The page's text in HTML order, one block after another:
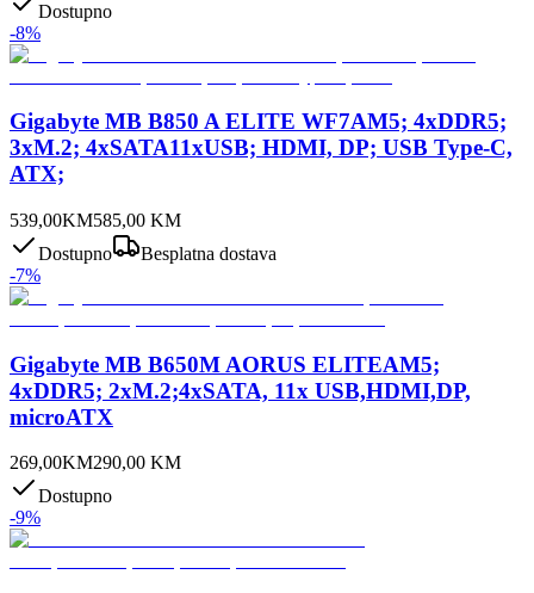
Dostupno
-8%
Gigabyte MB B850 A ELITE WF7AM5; 4xDDR5;
3xM.2; 4xSATA11xUSB; HDMI, DP; USB Type-C,
ATX;
539,00KM585,00 KM
Dostupno
Besplatna dostava
-7%
Gigabyte MB B650M AORUS ELITEAM5;
4xDDR5; 2xM.2;4xSATA, 11x USB,HDMI,DP,
microATX
269,00KM290,00 KM
Dostupno
-9%